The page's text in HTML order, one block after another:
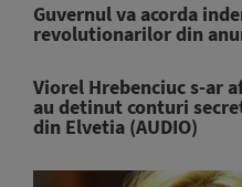
Guvernul va acorda
revolutionarilor din
Viorel Hrebenciuc s-ar
au detinut conturi
din Elvetia (AUDIO)